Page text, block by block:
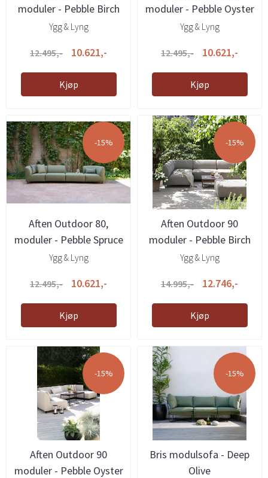
moduler - Pebble Birch
Ygg & Lyng
12.495,- 10.621,-
Kjøp
moduler - Pebble Oyster
Ygg & Lyng
12.495,- 10.621,-
Kjøp
-15%
Aften Outdoor 80,
moduler - Pebble Spruce
Ygg & Lyng
12.495,- 10.621,-
Kjøp
-15%
Aften Outdoor 90
moduler - Pebble Birch
Ygg & Lyng
14.995,- 12.746,-
Kjøp
-15%
Aften Outdoor 90
moduler - Pebble Oyster
-15%
Bris modulsofa - Deep
Olive